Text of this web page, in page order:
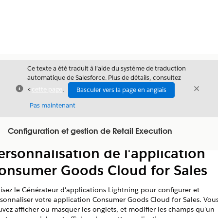
Fermer
Ce texte a été traduit à l’aide du système de traduction
automatique de Salesforce. Plus de détails, consultez
<cette page .
Basculer vers la page en anglais
Pas maintenant
Fermer
Configuration et gestion de Retail Execution
Afficher la table des matières
Table des
matières
de l'application
Goods Cloud for Sales
le Générateur d'applications Lightning pour configurer et
votre application Consumer Goods Cloud for Sales.
afficher ou masquer les onglets, et modifier les champs qu'un